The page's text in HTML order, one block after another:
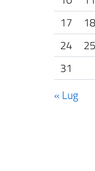
17
18
24
25
31
« Lug